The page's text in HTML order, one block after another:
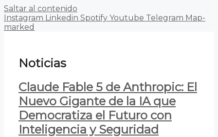
Saltar al contenido
Instagram Linkedin Spotify Youtube Telegram Map-
marked
Noticias
Claude Fable 5 de Anthropic: El
Nuevo Gigante de la IA que
Democratiza el Futuro con
Inteligencia y Seguridad